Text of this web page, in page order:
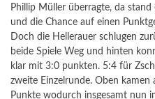
Phillip Müller überragte, da
und die Chance auf einen
Doch die Hellerauer schlugen
beide Spiele Weg und hinten
klar mit 3:0 punkten. 5:4 für
zweite Einzelrunde. Oben kamen
Punkte wodurch insgesamt nun